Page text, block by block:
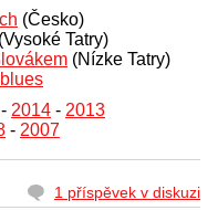
(Česko)
(Vysoké Tatry)
(Nízke Tatry)
- 2014 - 2013
- 2007
1 příspěvek v diskuzi